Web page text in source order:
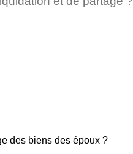
des biens des époux ?